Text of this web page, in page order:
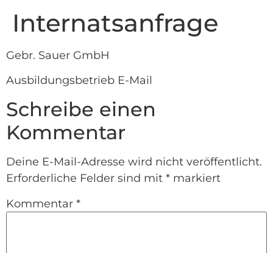
Internatsanfrage
Gebr. Sauer GmbH
Ausbildungsbetrieb E-Mail
Schreibe einen
Kommentar
Deine E-Mail-Adresse wird nicht veröffentlicht.
Erforderliche Felder sind mit * markiert
Kommentar *